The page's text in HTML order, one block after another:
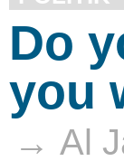
Do
you
→ Al